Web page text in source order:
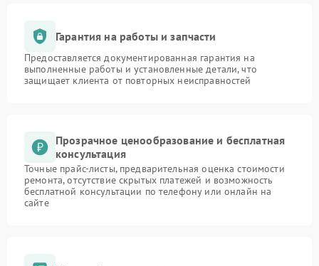
Гарантия на работы и запчасти
Предоставляется документированная гарантия на
выполненные работы и установленные детали, что
защищает клиента от повторных неисправностей
Прозрачное ценообразование и бесплатная
консультация
Точные прайс-листы, предварительная оценка стоимости
ремонта, отсутствие скрытых платежей и возможность
бесплатной консультации по телефону или онлайн на
сайте